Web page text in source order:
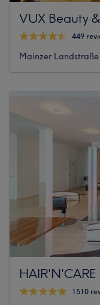
VUX Beauty
449
Mainzer
HAIR'N'CARE
1510